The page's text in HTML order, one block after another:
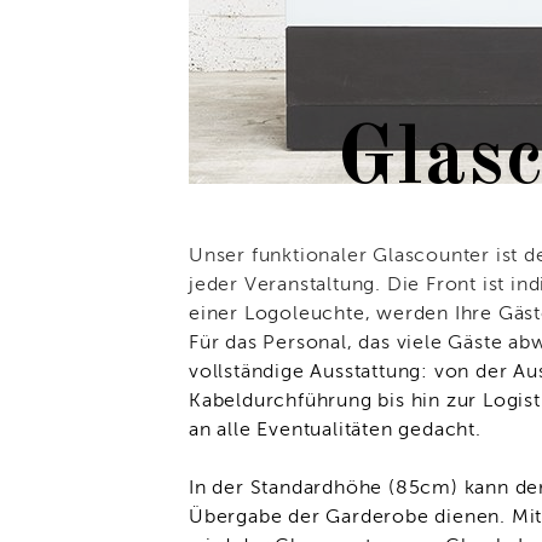
Unser funktionaler Glascounter ist
jeder Veranstaltung. Die Front ist
einer Logoleuchte, werden Ihre
Für das Personal, das viele Gäste
vollständige Ausstattung: von der
Kabeldurchführung bis hin zur
an alle Eventualitäten gedacht.
In der Standardhöhe (85cm) kann
Übergabe der Garderobe dienen.